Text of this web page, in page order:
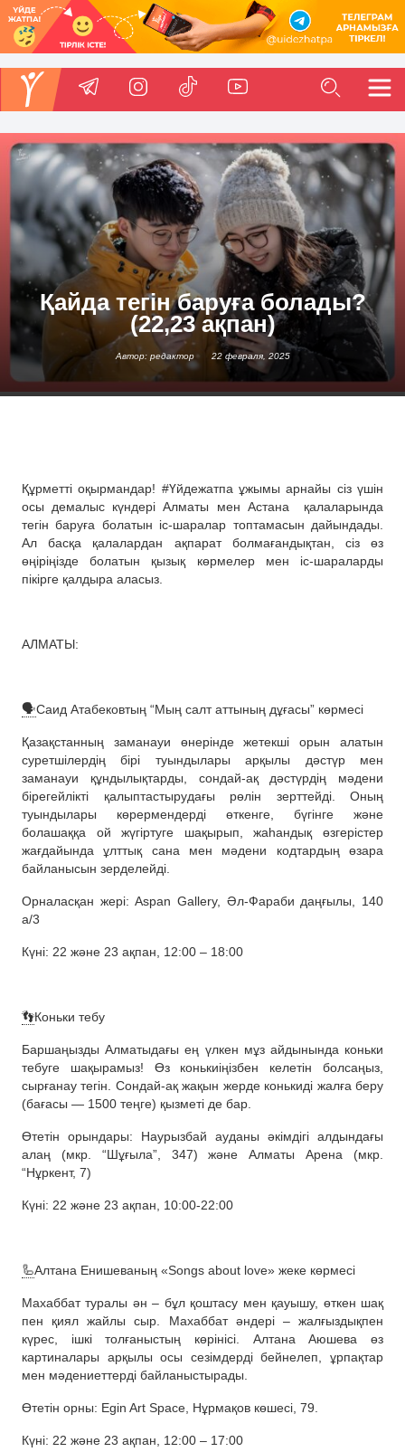
Қайда тегін баруға болады?
(22,23 ақпан)
Автор: редактор 22 февраля, 2025
Құрметті оқырмандар! #Үйдежатпа ұжымы арнайы сіз үшін
осы демалыс күндері Алматы мен Астана
қалаларында
тегін баруға болатын іс-шаралар топтамасын дайындады.
Ал басқа қалалардан ақпарат болмағандықтан, сіз өз
өңіріңізде болатын қызық көрмелер мен іс-шараларды
пікірге қалдыра аласыз.
АЛМАТЫ:
🗣️Саид Атабековтың “Мың салт аттының дұғасы” көрмесі
Қазақстанның заманауи өнерінде жетекші орын алатын
суретшілердің бірі туындылары арқылы дәстүр мен
заманауи құндылықтарды, сондай-ақ дәстүрдің мәдени
бірегейлікті қалыптастырудағы рөлін зерттейді. Оның
туындылары көрермендерді өткенге, бүгінге және
болашаққа ой жүгіртуге шақырып, жаһандық өзгерістер
жағдайында ұлттық сана мен мәдени кодтардың өзара
байланысын зерделейді.
Орналасқан жері: Aspan Gallery, Әл-Фараби даңғылы, 140
а/3
Күні: 22 және 23 ақпан, 12:00 – 18:00
👣Коньки тебу
Баршаңызды Алматыдағы ең үлкен мұз айдынында коньки
тебуге шақырамыз! Өз конькиіңізбен келетін болсаңыз,
сырғанау тегін. Сондай-ақ жақын жерде конькиді жалға беру
(бағасы — 1500 теңге) қызметі де бар.
Өтетін орындары: Наурызбай ауданы әкімдігі алдындағы
алаң (мкр. “Шұғыла”, 347) және Алматы Арена (мкр.
“Нұркент, 7)
Күні: 22 және 23 ақпан, 10:00-22:00
🦾Алтана Енишеваның «Songs about love» жеке көрмесі
Махаббат туралы ән – бұл қоштасу мен қауышу, өткен шақ
пен қиял жайлы сыр. Махаббат әндері – жалғыздықпен
күрес, ішкі толғаныстың көрінісі. Алтана Аюшева өз
картиналары арқылы осы сезімдерді бейнелеп, ұрпақтар
мен мәдениеттерді байланыстырады.
Өтетін орны: Egin Art Space, Нұрмақов көшесі, 79.
Күні: 22 және 23 ақпан, 12:00 – 17:00